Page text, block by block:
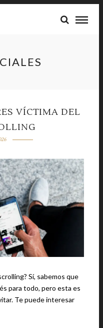
VÍCTIMA DEL
Sí, sabemos que
para todo, pero esta es